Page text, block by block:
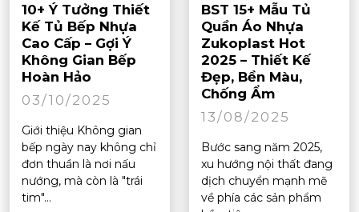
10+ Ý Tưởng Thiết
Kế Tủ Bếp Nhựa
Cao Cấp – Gợi Ý
Không Gian Bếp
Hoàn Hảo
03/10/2025
Giới thiệu Không gian
bếp ngày nay không chỉ
đơn thuần là nơi nấu
nướng, mà còn là "trái
tim"...
BST 15+ Mẫu Tủ
Quần Áo Nhựa
Zukoplast Hot
2025 – Thiết Kế
Đẹp, Bền Màu,
Chống Ẩm
13/08/2025
Bước sang năm 2025,
xu hướng nội thất đang
dịch chuyển mạnh mẽ
về phía các sản phẩm